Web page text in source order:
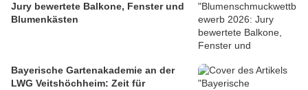
Jury bewertete Balkone, Fenster und
Blumenkästen
Bayerische Gartenakademie an der
LWG Veitshöchheim: Zeit für